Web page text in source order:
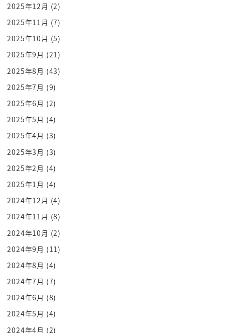
こういうことを発表したんですよね
環境もないこれ後に説明しますなんでビーガンが環
境問題
釣った繋がってるこれが説明できたらヴィーガンに
でもこれが繋がらないとですね megan はいつまで
たってもニッチでものすごい
超意識高いストイックなちょっと変わっている思考
の人たち
になっちゃうんですそうじゃないって話なんですね
それを伝えるためにアカデミー賞は
オフィシャルのレセプションの料理にビーガン料理
さあどうしてだね
さあビリー愛ですね
もうそのグラミー賞ですが互換とってねもう
と1世界的カリスマんだってこの日リーアいるしも
リーガーなってるわけなんですねそうなんっってに
クッパ壁と食べて食べそうですけど
もねよねっ
バッグでそうですねウッドかじゃないかね
我々
もうですよねビリー i2金でディカプリオリア
2025年12月 (2)
2025年11月 (7)
2025年10月 (5)
2025年9月 (21)
2025年8月 (43)
2025年7月 (9)
2025年6月 (2)
2025年5月 (4)
2025年4月 (3)
2025年3月 (3)
2025年2月 (4)
2025年1月 (4)
2024年12月 (4)
2024年11月 (8)
2024年10月 (2)
2024年9月 (11)
2024年8月 (4)
2024年7月 (7)
2024年6月 (8)
2024年5月 (4)
2024年4月 (2)